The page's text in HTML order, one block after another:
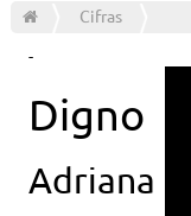
Cifras
-
Digno
Adriana